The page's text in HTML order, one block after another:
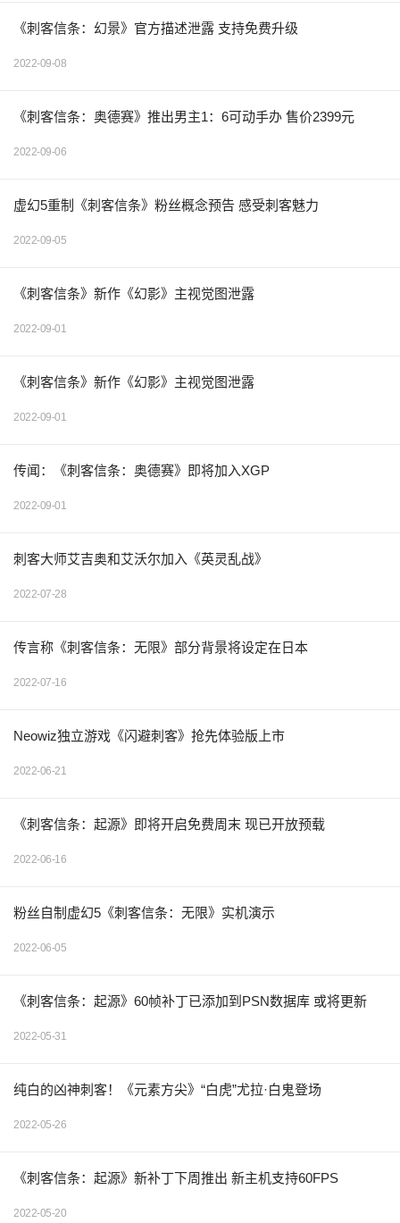
《刺客信条：幻景》官方描述泄露 支持免费升级
2022-09-08
《刺客信条：奥德赛》推出男主1：6可动手办 售价2399元
2022-09-06
虚幻5重制《刺客信条》粉丝概念预告 感受刺客魅力
2022-09-05
《刺客信条》新作《幻影》主视觉图泄露
2022-09-01
《刺客信条》新作《幻影》主视觉图泄露
2022-09-01
传闻：《刺客信条：奥德赛》即将加入XGP
2022-09-01
刺客大师艾吉奥和艾沃尔加入《英灵乱战》
2022-07-28
传言称《刺客信条：无限》部分背景将设定在日本
2022-07-16
Neowiz独立游戏《闪避刺客》抢先体验版上市
2022-06-21
《刺客信条：起源》即将开启免费周末 现已开放预载
2022-06-16
粉丝自制虚幻5《刺客信条：无限》实机演示
2022-06-05
《刺客信条：起源》60帧补丁已添加到PSN数据库 或将更新
2022-05-31
纯白的凶神刺客！《元素方尖》“白虎”尤拉·白鬼登场
2022-05-26
《刺客信条：起源》新补丁下周推出 新主机支持60FPS
2022-05-20